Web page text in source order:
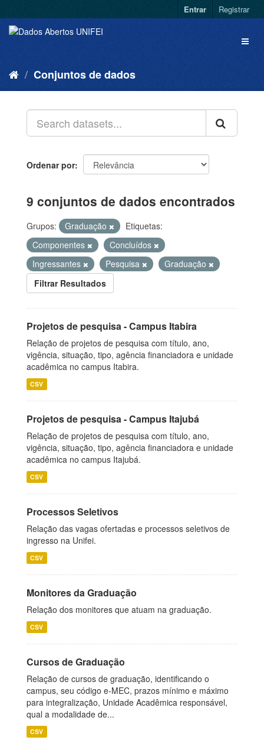
Entrar Registrar
Conjuntos de dados
Ordenar por
9 conjuntos de dados encontrados
Grupos: Graduação
Etiquetas:
Componentes
Concluídos
Ingressantes
Pesquisa
Graduação
Filtrar Resultados
Projetos de pesquisa - Campus Itabira
Relação de projetos de pesquisa com título, ano,
vigência, situação, tipo, agência financiadora e unidade
acadêmica no campus Itabira.
CSV
Projetos de pesquisa - Campus Itajubá
Relação de projetos de pesquisa com título, ano,
vigência, situação, tipo, agência financiadora e unidade
acadêmica no campus Itajubá.
CSV
Processos Seletivos
Relação das vagas ofertadas e processos seletivos de
ingresso na Unifei.
CSV
Monitores da Graduação
Relação dos monitores que atuam na graduação.
CSV
Cursos de Graduação
Relação de cursos de graduação, identificando o
campus, seu código e-MEC, prazos mínimo e máximo
para integralização, Unidade Acadêmica responsável,
qual a modalidade de...
CSV